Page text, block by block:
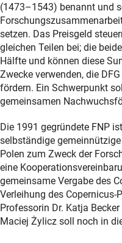
(1473–1543) benannt und
setzen. Das Preisgeld
gleichen Teilen bei; die
Hälfte und können diese
Zwecke verwenden, die
fördern. Ein Schwerpunkt
gemeinsamen
Die 1991 gegründete FNP
selbständige
Polen zum Zweck der
eine
gemeinsame Vergabe des
Verleihung des Copernicus-
Professorin Dr. Katja
Maciej Żylicz soll noch in